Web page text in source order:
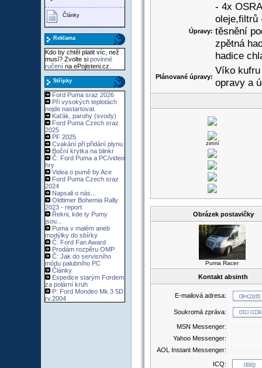
Články
Reklama
Kdo by chtěl platit víc, než
musí? Zvolte si povinné
ručení na ePojisteni.cz.
Střípky
Ford Puma sraz 2026
Při vysokých teplotách
nejde nastartovat.
Kaťák, parohy (svody)
Ford Puma Czech sraz
2025
PF 2025
Cvakání při přidání plynu
Boční krytka na blinkr
Č: Ford Puma a PC/video
hry
Videa o pumě by Ace
Ford Puma Czech sraz
2024
Napsali o nás...
Oldtimer Bohemia Rally
2023 - report
Řekni, kde ty Pumy
jsou...
Puma v malém aneb
modýlky do sbírky
Č: Ford Fan Award
Prodám rozpěru OMP
Č: Jak do servisního
módu palubního PC
Články
Expedice starým Fordem
za polární kruh
P: Ford Mondeo Mk.3 5D
rv.2004
Úpravy:
- 4x
oleje,filtrů
těsnění
zpětná
hadice
Plánované úpravy:
Víko
opravy a
zimní
Obrázek postavičky
Puma Racer
Kontakt absinth
E-mailová adresa:
Soukromá zpráva:
MSN Messenger:
Yahoo Messenger:
AOL Instant Messenger:
ICQ: